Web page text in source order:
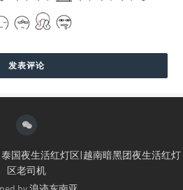
国夜生活红灯区|越南暗黑团夜生活红灯
区老司机